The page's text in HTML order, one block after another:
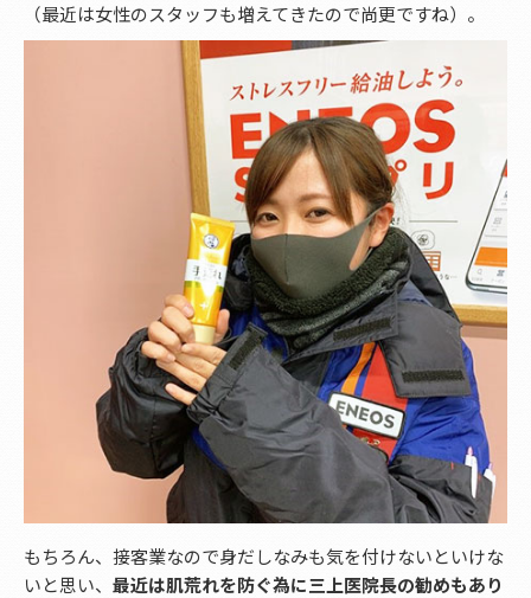
（最近は女性のスタッフも増えてきたので尚更ですね）。
もちろん、接客業なので身だしなみも気を付けないといけな
いと思い、 最近は肌荒れを防ぐ為に三上医院長の勧めもあり